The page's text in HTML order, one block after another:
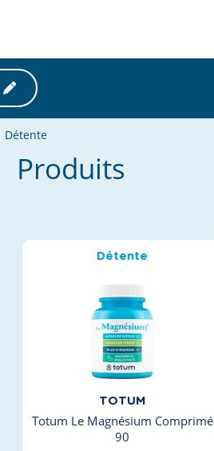
Détente
Produits
Détente
TOTUM
Totum Le Magnésium Comprimé
90